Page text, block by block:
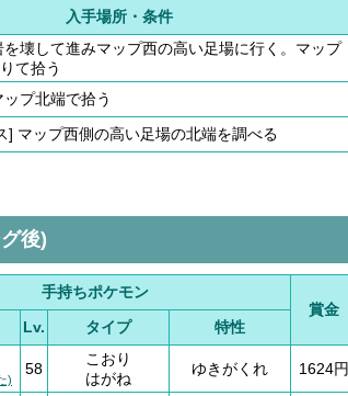
入手場所・条件
壊して進みマップ西の高い足場に行く。マップ
て拾う
プ北端で拾う
] マップ西側の高い足場の北端を調べる
後)
手持ちポケモン
賞金
Lv. タイプ
特性
)
58
こおり
はがね
ゆきがくれ 1624円